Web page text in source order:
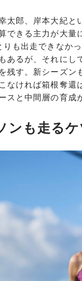
太郎、岸本大紀と
できる主力が大
りも出走できなか
あるが、それにし
残す。新シーズン
なければ箱根奪還
スと中間層の育成
ンも走る